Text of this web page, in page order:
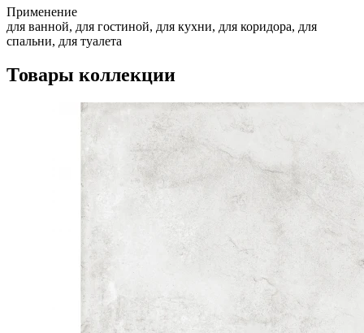
Применение
для ванной, для гостиной, для кухни, для коридора, для
спальни, для туалета
Товары коллекции